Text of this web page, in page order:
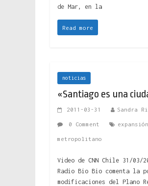
de Mar, en la
Read more
noticias
«Santiago es una
2011-03-31 Sandra
0 Comment
metropolitano
Video de CNN Chile 31/03/
Radio Bio Bio comenta la
modificaciones del Plano